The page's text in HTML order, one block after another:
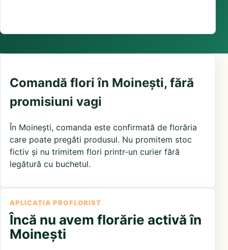
Comandă flori în Moinești, fără
promisiuni vagi
În Moinești, comanda este confirmată de florăria
care poate pregăti produsul. Nu promitem stoc
fictiv și nu trimitem flori printr-un curier fără
legătură cu buchetul.
APLICAȚIA PROFLORIST
Încă nu avem florărie activă în
Moinești